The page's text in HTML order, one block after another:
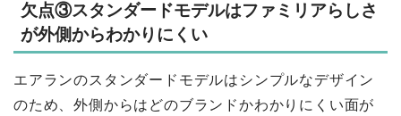
欠点③スタンダードモデルはファミリアらしさ
が外側からわかりにくい
エアランのスタンダードモデルはシンプルなデザイン
のため、外側からはどのブランドかわかりにくい面が